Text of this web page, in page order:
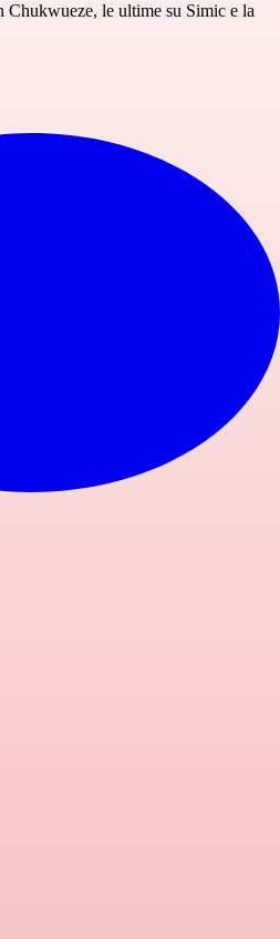
le ultime su Simic e la